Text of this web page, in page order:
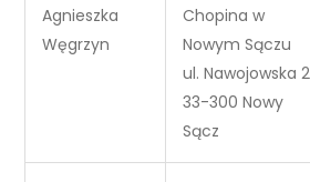
Agnieszka
Węgrzyn
Chopina w
Nowym Sączu
ul. Nawojowska
33-300 Nowy
Sącz